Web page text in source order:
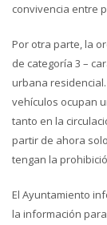
convivencia entre
Por otra parte, la
de categoría 3 –
urbana
vehículos ocupan
tanto en la
partir de ahora
tengan la
El Ayuntamiento
la información